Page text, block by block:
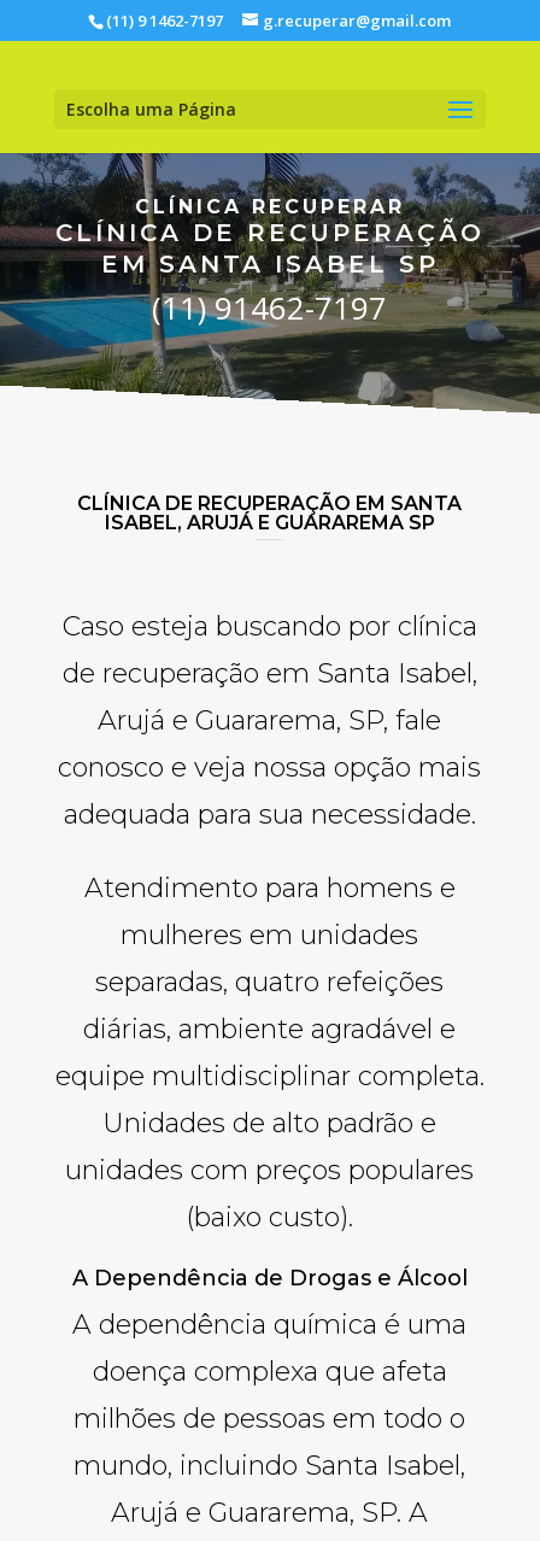
(11) 9 1462-7197 g.recuperar@gmail.com
Escolha uma Página
CLÍNICA RECUPERAR
CLÍNICA DE RECUPERAÇÃO
EM SANTA ISABEL SP
(11) 91462-7197
CLÍNICA DE RECUPERAÇÃO EM SANTA
ISABEL, ARUJÁ E GUARAREMA SP
Caso esteja buscando por clínica
de recuperação em Santa Isabel,
Arujá e Guararema, SP, fale
conosco e veja nossa opção mais
adequada para sua necessidade.
Atendimento para homens e
mulheres em unidades
separadas, quatro refeições
diárias, ambiente agradável e
equipe multidisciplinar completa.
Unidades de alto padrão e
unidades com preços populares
(baixo custo).
A Dependência de Drogas e Álcool
A dependência química é uma
doença complexa que afeta
milhões de pessoas em todo o
mundo, incluindo Santa Isabel,
Arujá e Guararema, SP. A